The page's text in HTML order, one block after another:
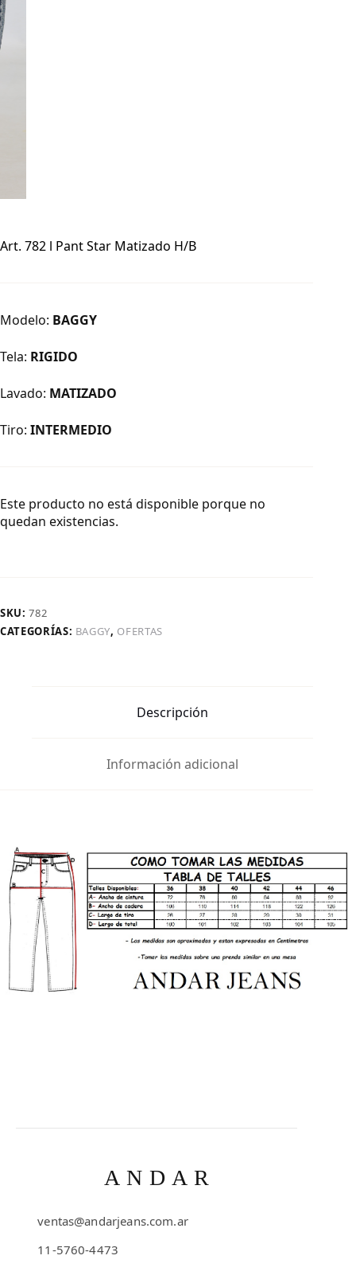
Art. 782 l Pant Star Matizado H/B
Modelo: BAGGY
Tela: RIGIDO
Lavado: MATIZADO
Tiro: INTERMEDIO
Este producto no está disponible porque no
quedan existencias.
SKU:782
CATEGORÍAS: BAGGY, OFERTAS
Descripción
Información adicional
ANDAR
ventas@andarjeans.com.ar
11-5760-4473